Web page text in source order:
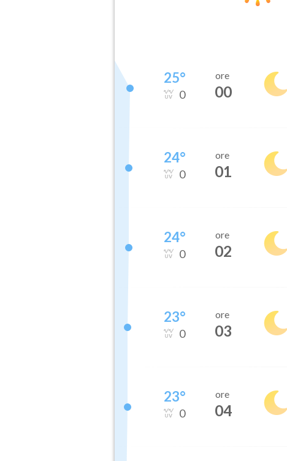
25°
0
ore
00
24°
0
ore
01
24°
0
ore
02
23°
0
ore
03
23°
0
ore
04